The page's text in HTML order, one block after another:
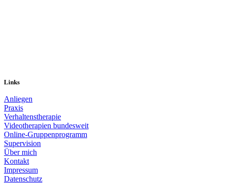
Links
Anliegen
Praxis
Verhaltenstherapie
Videotherapien bundesweit
Online-Gruppenprogramm
Supervision
Über mich
Kontakt
Impressum
Datenschutz